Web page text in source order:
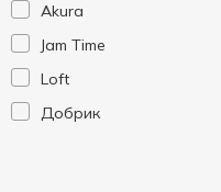
Akura
Jam Time
Loft
Добрик